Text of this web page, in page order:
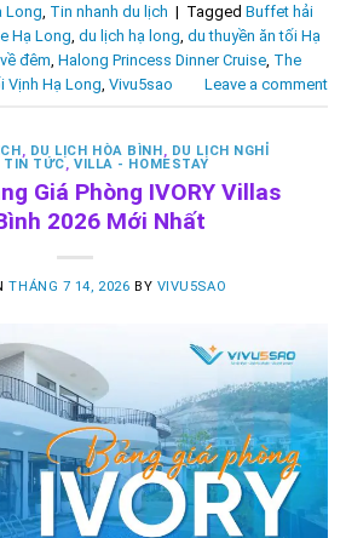
Long Tin nhanh du lịch | Tagged Buffet hải
Hạ Long du lịch hạ long du thuyền ăn tối Hạ
đêm Halong Princess Dinner Cruise The
Vịnh Hạ Long Vivu5sao Leave a comment
, DU LỊCH HÒA BÌNH , DU LỊCH NGHỈ
TIN TỨC, VILLA - HOMESTAY
Giá Phòng IVORY Villas
2026 Mới Nhất
THÁNG 7 14, 2026 BY VIVU5SAO